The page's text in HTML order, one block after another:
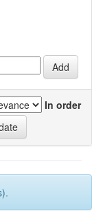
In order